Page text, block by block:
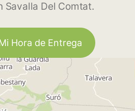
Savalla Del Comtat.
Hora de Entrega